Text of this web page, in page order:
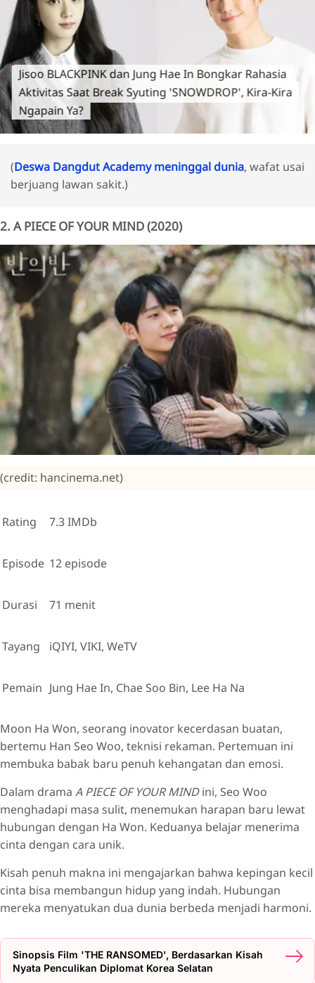
Jisoo BLACKPINK dan Jung Hae In Bongkar Rahasia
Aktivitas Saat Break Syuting 'SNOWDROP', Kira-Kira
Ngapain Ya?
(Deswa Dangdut Academy meninggal dunia, wafat usai
berjuang lawan sakit.)
2. A PIECE OF YOUR MIND (2020)
(credit: hancinema.net)
Rating 7.3 IMDb
Episode 12 episode
Durasi 71 menit
Tayang iQIYI, VIKI, WeTV
Pemain Jung Hae In, Chae Soo Bin, Lee Ha Na
Moon Ha Won, seorang inovator kecerdasan buatan,
bertemu Han Seo Woo, teknisi rekaman. Pertemuan ini
membuka babak baru penuh kehangatan dan emosi.
Dalam drama A PIECE OF YOUR MINDini, Seo Woo
menghadapi masa sulit, menemukan harapan baru lewat
hubungan dengan Ha Won. Keduanya belajar menerima
cinta dengan cara unik.
Kisah penuh makna ini mengajarkan bahwa kepingan kecil
cinta bisa membangun hidup yang indah. Hubungan
mereka menyatukan dua dunia berbeda menjadi harmoni.
Sinopsis Film 'THE RANSOMED', Berdasarkan Kisah
Nyata Penculikan Diplomat Korea Selatan